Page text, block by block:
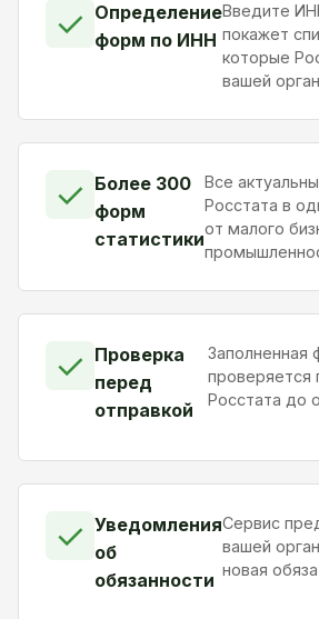
✓ Определение
форм по ИНН
Введите
покажет
которые
вашей
✓ Более 300
форм
статистики
Все
Росстата в
от малого
✓ Проверка
перед
отправкой
Заполненная
проверяется
Росстата до
✓ Уведомления
об
обязанности
Сервис
вашей
новая